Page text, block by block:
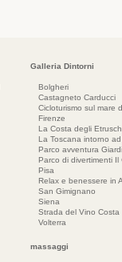
Galleria Dintorni
Bolgheri
Castagneto Carducci
Cicloturismo sul mare
Firenze
La Costa degli
La Toscana intorno
Parco avventura
Parco di divertimenti Il
Pisa
Relax e benessere in
San Gimignano
Siena
Strada del Vino Costa
Volterra
massaggi